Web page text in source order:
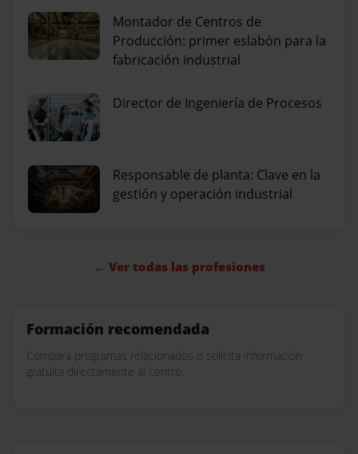
Montador de Centros de
Producción: primer eslabón para la
fabricación industrial
Director de Ingeniería de Procesos
Responsable de planta: Clave en la
gestión y operación industrial
← Ver todas las profesiones
Formación recomendada
Compara programas relacionados o solicita información
gratuita directamente al centro.